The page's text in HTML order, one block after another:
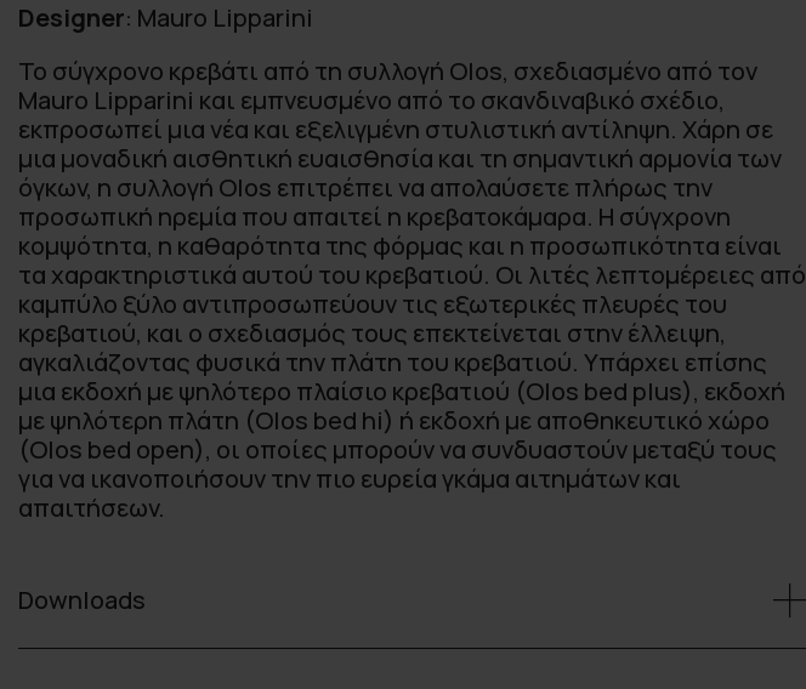
Designer: Mauro Lipparini
Το σύγχρονο κρεβάτι από τη συλλογή Olos, σχεδιασμένο από τον
Mauro Lipparini και εμπνευσμένο από το σκανδιναβικό σχέδιο,
εκπροσωπεί μια νέα και εξελιγμένη στυλιστική αντίληψη. Χάρη σε
μια μοναδική αισθητική ευαισθησία και τη σημαντική αρμονία των
όγκων, η συλλογή Olos επιτρέπει να απολαύσετε πλήρως την
προσωπική ηρεμία που απαιτεί η κρεβατοκάμαρα. Η σύγχρονη
κομψότητα, η καθαρότητα της φόρμας και η προσωπικότητα είναι
τα χαρακτηριστικά αυτού του κρεβατιού. Οι λιτές λεπτομέρειες από
καμπύλο ξύλο αντιπροσωπεύουν τις εξωτερικές πλευρές του
κρεβατιού, και ο σχεδιασμός τους επεκτείνεται στην έλλειψη,
αγκαλιάζοντας φυσικά την πλάτη του κρεβατιού. Υπάρχει επίσης
μια εκδοχή με ψηλότερο πλαίσιο κρεβατιού (Olos bed plus), εκδοχή
με ψηλότερη πλάτη (Olos bed hi) ή εκδοχή με αποθηκευτικό χώρο
(Olos bed open), οι οποίες μπορούν να συνδυαστούν μεταξύ τους
για να ικανοποιήσουν την πιο ευρεία γκάμα αιτημάτων και
απαιτήσεων.
Downloads